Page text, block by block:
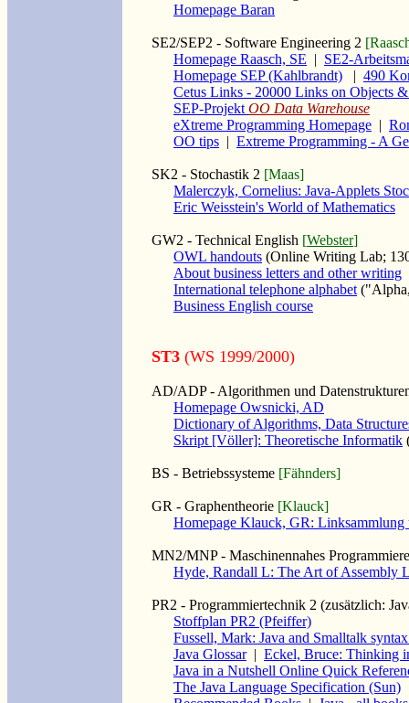
Homepage Baran
SE2/SEP2 - Software Engineering 2
Homepage Raasch, SE | SE2-
Homepage SEP (Kahlbrandt) | 490
Cetus Links - 20000 Links on Objects
SEP-Projekt OO Data Warehouse
eXtreme Programming Homepage |
OO tips | Extreme Programming - A
SK2 - Stochastik 2 [Maas]
Malerczyk, Cornelius: Java-Applets
Eric Weisstein's World of Mathematics
GW2 - Technical English [Webster]
OWL handouts (Online Writing Lab;
About business letters and other writing
International telephone alphabet
Business English course
ST3 (WS 1999/2000)
AD/ADP - Algorithmen und
Homepage Owsnicki, AD
Dictionary of Algorithms, Data
Skript [Völler]: Theoretische Informatik
BS - Betriebssysteme [Fähnders]
GR - Graphentheorie [Klauck]
Homepage Klauck, GR: Linksammlung
MN2/MNP - Maschinennahes
Hyde, Randall L: The Art of Assembly
PR2 - Programmiertechnik 2 (zusätzlich:
Stoffplan PR2 (Pfeiffer)
Fussell, Mark: Java and Smalltalk
Java Glossar| Eckel, Bruce: Thinking
Java in a Nutshell Online Quick
The Java Language Specification (Sun)